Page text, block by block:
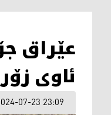
عێراق
ئاوی
07-23 23:09